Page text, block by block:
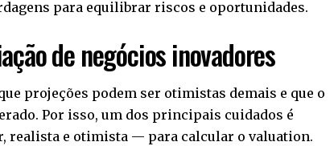
para equilibrar riscos e oportunidades.
de negócios inovadores
projeções podem ser otimistas demais e que o
Por isso, um dos principais cuidados é
realista e otimista — para calcular o valuation.